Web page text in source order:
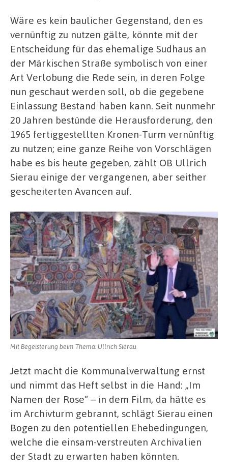
Wäre es kein baulicher Gegenstand, den es
vernünftig zu nutzen gälte, könnte mit der
Entscheidung für das ehemalige Sudhaus an
der Märkischen Straße symbolisch von einer
Art Verlobung die Rede sein, in deren Folge
nun geschaut werden soll, ob die gegebene
Einlassung Bestand haben kann. Seit nunmehr
20 Jahren bestünde die Herausforderung, den
1965 fertiggestellten Kronen-Turm vernünftig
zu nutzen; eine ganze Reihe von Vorschlägen
habe es bis heute gegeben, zählt OB Ullrich
Sierau einige der vergangenen, aber seither
gescheiterten Avancen auf.
Mit Begeisterung beim Thema: Ullrich Sierau
Jetzt macht die Kommunalverwaltung ernst
und nimmt das Heft selbst in die Hand: „Im
Namen der Rose“ – in dem Film, da hätte es
im Archivturm gebrannt, schlägt Sierau einen
Bogen zu den potentiellen Ehebedingungen,
welche die einsam-verstreuten Archivalien
der Stadt zu erwarten haben könnten.